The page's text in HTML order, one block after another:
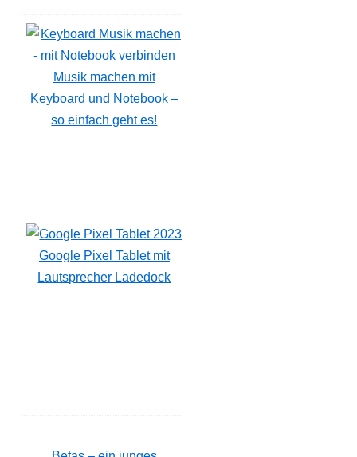
Musik machen mit
Keyboard und Notebook –
so einfach geht es!
Google Pixel Tablet mit
Lautsprecher Ladedock